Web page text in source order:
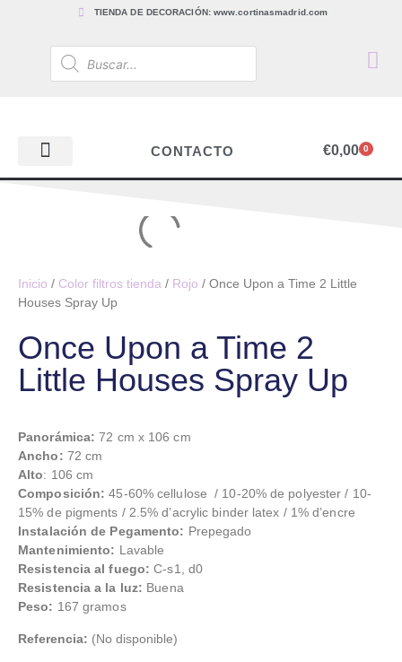
TIENDA DE DECORACIÓN: www.cortinasmadrid.com
CONTACTO €0,00 0
Inicio / Color filtros tienda / Rojo / Once Upon a Time 2 Little
Houses Spray Up
Once Upon a Time 2
Little Houses Spray Up
Panorámica:72 cm x 106 cm
Ancho: 72 cm
Alto: 106 cm
Composición: 45-60% cellulose / 10-20% de polyester / 10-
15% de pigments / 2.5% d’acrylic binder latex / 1% d’encre
Instalación de Pegamento: Prepegado
Mantenimiento: Lavable
Resistencia al fuego: C-s1, d0
Resistencia a la luz: Buena
Peso: 167 gramos
Referencia: (No disponible)